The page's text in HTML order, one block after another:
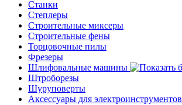
Станки
Степлеры
Строительные миксеры
Строительные фены
Торцовочные пилы
Фрезеры
Шлифовальные машины
Штроборезы
Шуруповерты
Аксессуары для электроинструментов